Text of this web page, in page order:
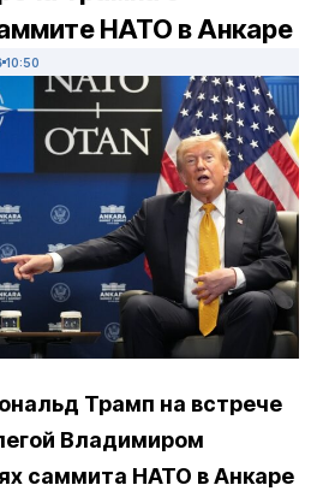
НАТО в Анкаре
10:50
Трамп на встрече
Владимиром
саммита НАТО в Анкаре